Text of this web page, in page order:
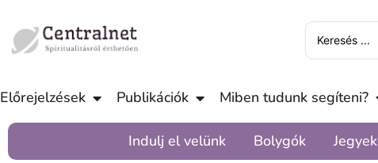
Előrejelzések Publikációk Miben tudunk segíteni?
Indulj el velünk Bolygók Jegyek